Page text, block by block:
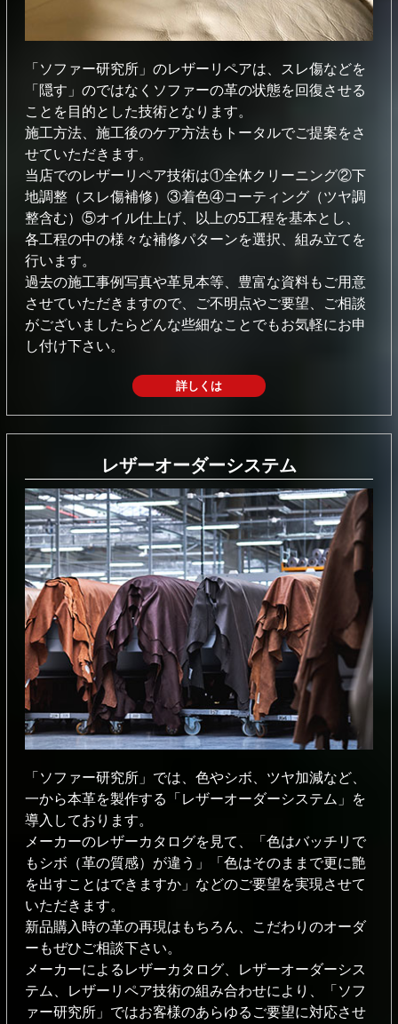
「ソファー研究所」のレザーリペアは、スレ傷などを
「隠す」のではなくソファーの⾰の状態を回復させる
ことを⽬的とした技術となります。
施⼯⽅法、施⼯後のケア⽅法もトータルでご提案をさ
せていただきます。
当店でのレザーリペア技術は①全体クリーニング②下
地調整（スレ傷補修）③着⾊④コーティング（ツヤ調
整含む）⑤オイル仕上げ、以上の5⼯程を基本とし、
各⼯程の中の様々な補修パターンを選択、組み⽴てを
⾏います。
過去の施⼯事例写真や⾰⾒本等、豊富な資料もご⽤意
させていただきますので、ご不明点やご要望、ご相談
がございましたらどんな些細なことでもお気軽にお申
し付け下さい。
詳しくは
レザーオーダーシステム
「ソファー研究所」では、⾊やシボ、ツヤ加減など、
⼀から本⾰を製作する「レザーオーダーシステム」を
導⼊しております。
メーカーのレザーカタログを⾒て、「⾊はバッチリで
もシボ（⾰の質感）が違う」「⾊はそのままで更に艶
を出すことはできますか」などのご要望を実現させて
いただきます。
新品購⼊時の⾰の再現はもちろん、こだわりのオーダ
ーもぜひご相談下さい。
メーカーによるレザーカタログ、レザーオーダーシス
テム、レザーリペア技術の組み合わせにより、「ソフ
ァー研究所」ではお客様のあらゆるご要望に対応させ